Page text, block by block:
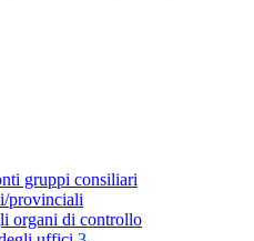
gruppi consiliari
provinciali
organi di controllo